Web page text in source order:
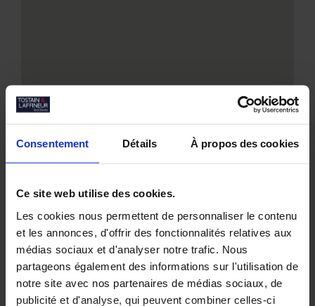
Consentement Détails À propos des cookies
Ce site web utilise des cookies.
Les cookies nous permettent de personnaliser le contenu
et les annonces, d'offrir des fonctionnalités relatives aux
médias sociaux et d'analyser notre trafic. Nous
partageons également des informations sur l'utilisation de
notre site avec nos partenaires de médias sociaux, de
publicité et d'analyse, qui peuvent combiner celles-ci
Nos biens similaires